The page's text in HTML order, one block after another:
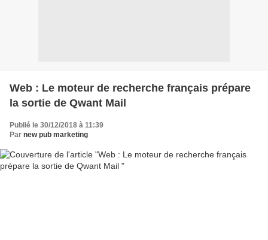
Web : Le moteur de recherche français prépare
la sortie de Qwant Mail
Publié le 30/12/2018 à 11:39
Par new pub marketing